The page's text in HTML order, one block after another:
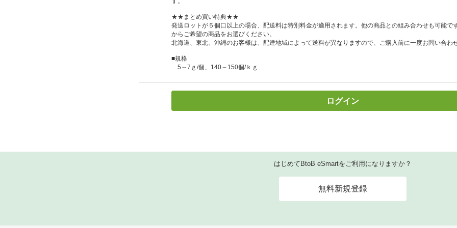
★★まとめ買い特典★★
発送ロットが５個口以上の場合、配送料は特別料金が適用されます。他の商品との組み合わせも可能で
からご希望の商品をお選びください。
北海道、東北、沖縄のお客様は、配達地域によって送料が異なりますので、ご購入前に一度お問い合わ
■規格
5～7ｇ/個、140～150個/ｋｇ
ログイン
はじめてBtoB eSmartをご利用になりますか？
無料新規登録